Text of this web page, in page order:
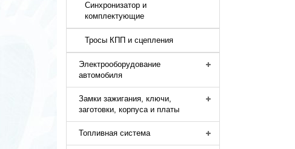
Синхронизатор и
комплектующие
Тросы КПП и сцепления
Электрооборудование
автомобиля
Замки зажигания, ключи,
заготовки, корпуса и платы
Топливная система